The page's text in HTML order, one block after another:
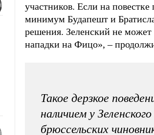
участников. Если на
минимум Будапешт и
решения. Зеленский не может
нападки на Фицо», –
Такое дерзкое
наличием у
брюссельских